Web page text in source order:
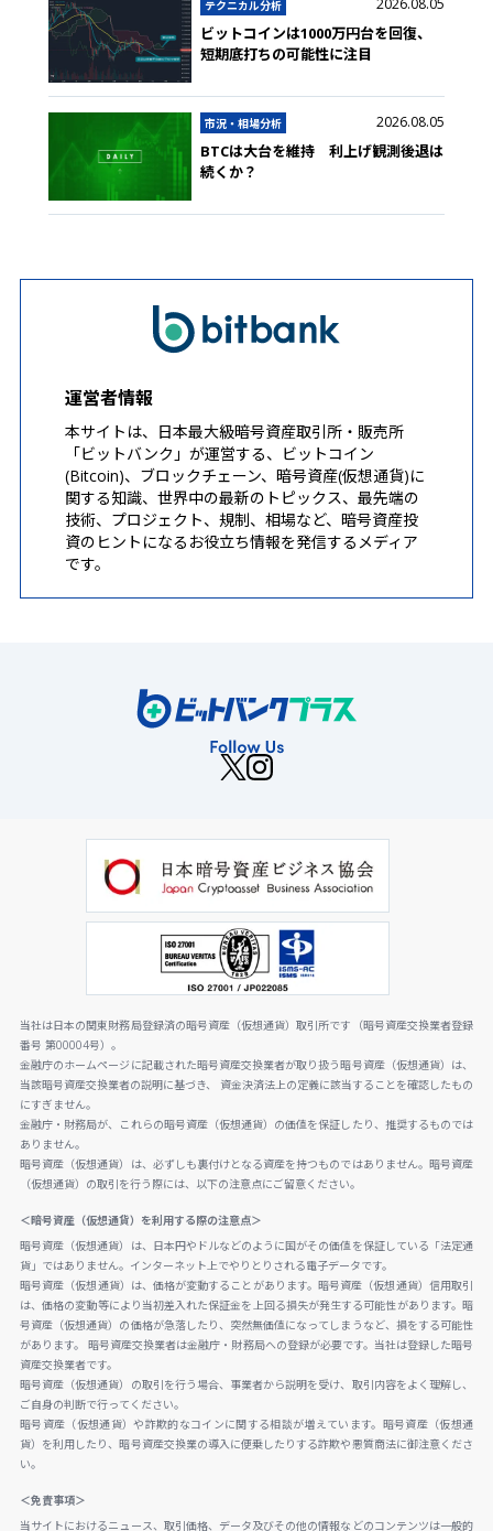
テクニカル分析 2026.08.05
ビットコインは1000万円台を回復、
短期底打ちの可能性に注目
市況・相場分析 2026.08.05
BTCは大台を維持 利上げ観測後退は
続くか？
運営者情報
本サイトは、日本最大級暗号資産取引所・販売所
「ビットバンク」が運営する、ビットコイン
(Bitcoin)、ブロックチェーン、暗号資産(仮想通貨)に
関する知識、世界中の最新のトピックス、最先端の
技術、プロジェクト、規制、相場など、暗号資産投
資のヒントになるお役立ち情報を発信するメディア
です。
当社は日本の関東財務局登録済の暗号資産（仮想通貨）取引所です（暗号資産交換業者登録
番号 第00004号）。
金融庁のホームページに記載された暗号資産交換業者が取り扱う暗号資産（仮想通貨）は、
当該暗号資産交換業者の説明に基づき、 資金決済法上の定義に該当することを確認したもの
にすぎません。
金融庁・財務局が、これらの暗号資産（仮想通貨）の価値を保証したり、推奨するものでは
ありません。
暗号資産（仮想通貨）は、必ずしも裏付けとなる資産を持つものではありません。暗号資産
（仮想通貨）の取引を行う際には、以下の注意点にご留意ください。
＜暗号資産（仮想通貨）を利用する際の注意点＞
暗号資産（仮想通貨）は、日本円やドルなどのように国がその価値を保証している「法定通
貨」ではありません。インターネット上でやりとりされる電子データです。
暗号資産（仮想通貨）は、価格が変動することがあります。暗号資産（仮想通貨）信用取引
は、価格の変動等により当初差入れた保証金を上回る損失が発生する可能性があります。暗
号資産（仮想通貨）の価格が急落したり、突然無価値になってしまうなど、損をする可能性
があります。 暗号資産交換業者は金融庁・財務局への登録が必要です。当社は登録した暗号
資産交換業者です。
暗号資産（仮想通貨）の取引を行う場合、事業者から説明を受け、取引内容をよく理解し、
ご自身の判断で行ってください。
暗号資産（仮想通貨）や詐欺的なコインに関する相談が増えています。暗号資産（仮想通
貨）を利用したり、暗号資産交換業の導入に便乗したりする詐欺や悪質商法に御注意くださ
い。
＜免責事項＞
当サイトにおけるニュース、取引価格、データ及びその他の情報などのコンテンツは一般的